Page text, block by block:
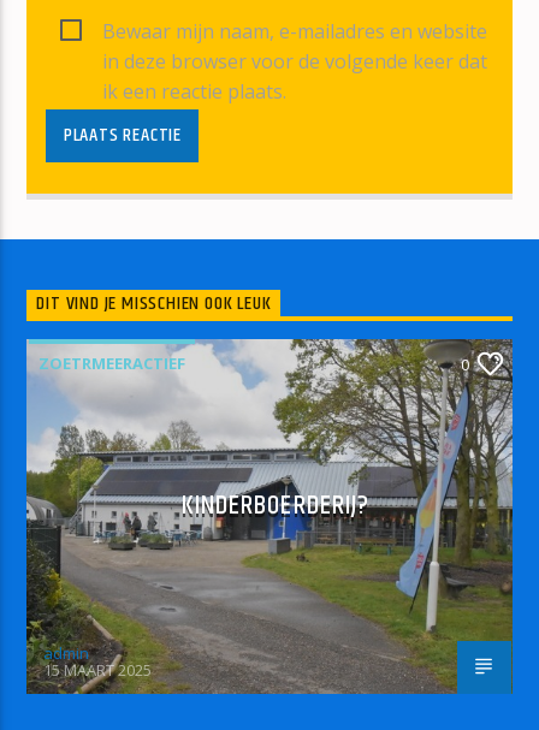
Bewaar mijn naam, e-mailadres en website
in deze browser voor de volgende keer dat
ik een reactie plaats.
DIT VIND JE MISSCHIEN OOK LEUK
ZOETRMEERACTIEF 0
KINDERBOERDERIJ?
admin
15 MAART 2025